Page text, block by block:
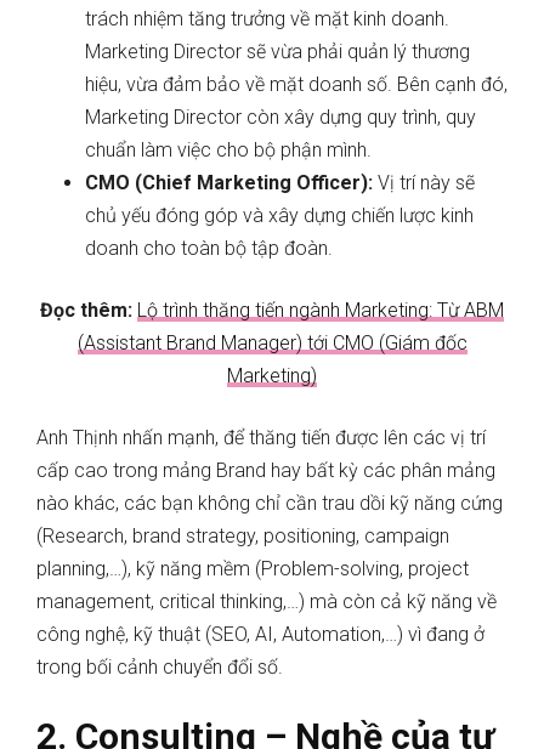
trách nhiệm tăng trưởng về mặt kinh doanh.
Marketing Director sẽ vừa phải quản lý thương
hiệu, vừa đảm bảo về mặt doanh số. Bên cạnh đó,
Marketing Director còn xây dựng quy trình, quy
chuẩn làm việc cho bộ phận mình.
CMO (Chief Marketing Officer): Vị trí này sẽ
chủ yếu đóng góp và xây dựng chiến lược kinh
doanh cho toàn bộ tập đoàn.
Đọc thêm: Lộ trình thăng tiến ngành Marketing: Từ ABM
(Assistant Brand Manager) tới CMO (Giám đốc
Marketing)
Anh Thịnh nhấn mạnh, để thăng tiến được lên các vị trí
cấp cao trong mảng Brand hay bất kỳ các phân mảng
nào khác, các bạn không chỉ cần trau dồi kỹ năng cứng
(Research, brand strategy, positioning, campaign
planning,…), kỹ năng mềm (Problem-solving, project
management, critical thinking,…) mà còn cả kỹ năng về
công nghệ, kỹ thuật (SEO, AI, Automation,…) vì đang ở
trong bối cảnh chuyển đổi số.
2. Consulting – Nghề của tư